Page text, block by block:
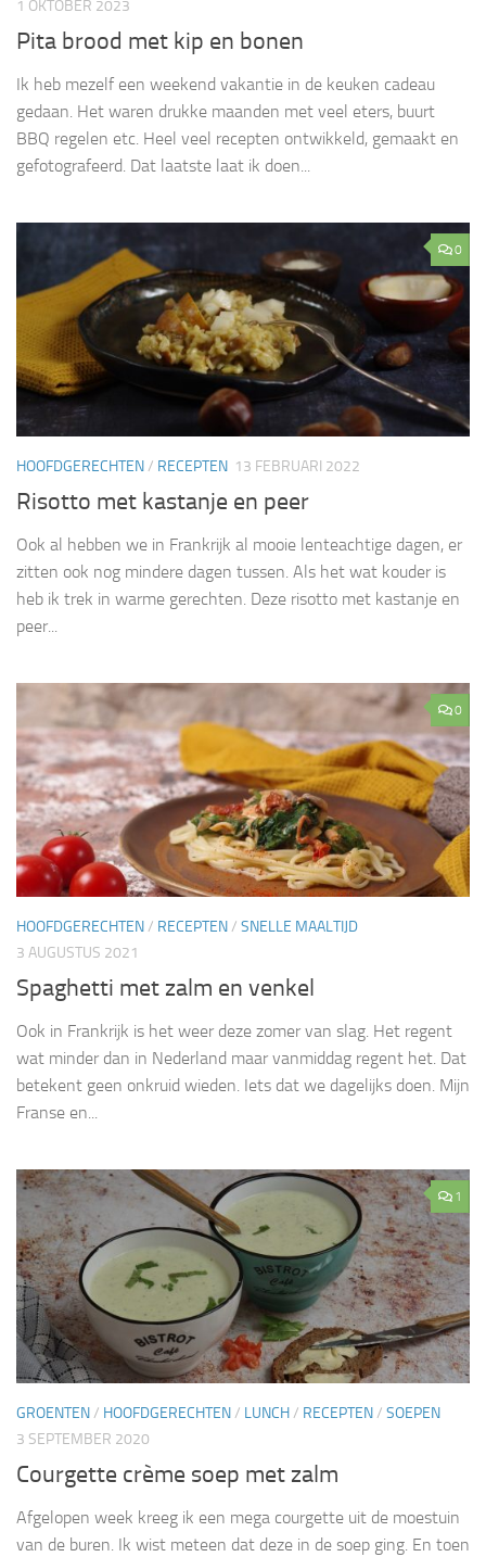
1 OKTOBER 2023
Pita brood met kip en bonen
Ik heb mezelf een weekend vakantie in de keuken cadeau
gedaan. Het waren drukke maanden met veel eters, buurt
BBQ regelen etc. Heel veel recepten ontwikkeld, gemaakt en
gefotografeerd. Dat laatste laat ik doen...
0
HOOFDGERECHTEN/ RECEPTEN 13 FEBRUARI 2022
Risotto met kastanje en peer
Ook al hebben we in Frankrijk al mooie lenteachtige dagen, er
zitten ook nog mindere dagen tussen. Als het wat kouder is
heb ik trek in warme gerechten. Deze risotto met kastanje en
peer...
0
HOOFDGERECHTEN/ RECEPTEN/ SNELLE MAALTIJD
3 AUGUSTUS 2021
Spaghetti met zalm en venkel
Ook in Frankrijk is het weer deze zomer van slag. Het regent
wat minder dan in Nederland maar vanmiddag regent het. Dat
betekent geen onkruid wieden. Iets dat we dagelijks doen. Mijn
Franse en...
1
GROENTEN/ HOOFDGERECHTEN/ LUNCH/ RECEPTEN/ SOEPEN
3 SEPTEMBER 2020
Courgette crème soep met zalm
Afgelopen week kreeg ik een mega courgette uit de moestuin
van de buren. Ik wist meteen dat deze in de soep ging. En toen